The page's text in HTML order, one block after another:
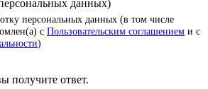
данных)
персональных данных (в том числе
с Пользовательским соглашением и с
)
получите ответ.